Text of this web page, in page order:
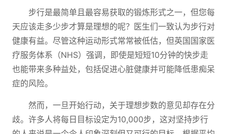
步行是最简单且最容易获取的锻炼形式之一，但您每
天应该走多少步才算是理想的呢？医生们一致认为步行对
健康有益。尽管这种运动形式常常被低估，但英国国家医
疗服务体系（NHS）强调，即使是短短10分钟的快步走
也能带来多种益处，包括促进心脏健康并可能降低患痴呆
症的风险。
然而，一旦开始行动，关于理想步数的意见却存在分
歧。许多人将每日目标设定为10,000步，这对坚持步行